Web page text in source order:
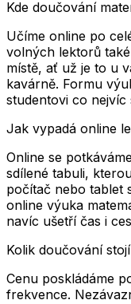
Kde doučování
Učíme online po
volných lektorů
místě, ať už je to u
kavárně. Formu
studentovi co nejvíc
Jak vypadá online
Online se
sdílené tabuli,
počítač nebo tablet
online výuka
navíc ušetří čas i
Kolik doučování
Cenu poskládáme
frekvence.